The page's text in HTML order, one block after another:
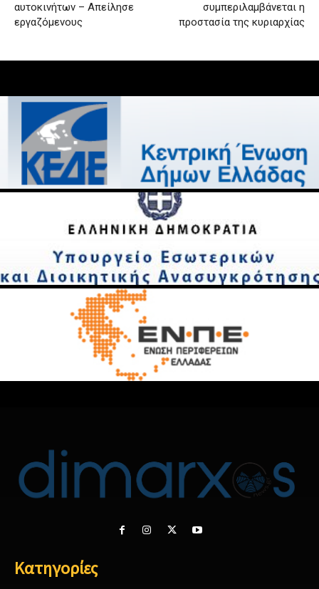
αυτοκινήτων – Απείλησε
εργαζόμενους
συμπεριλαμβάνεται η
προστασία της κυριαρχίας
Κατηγορίες